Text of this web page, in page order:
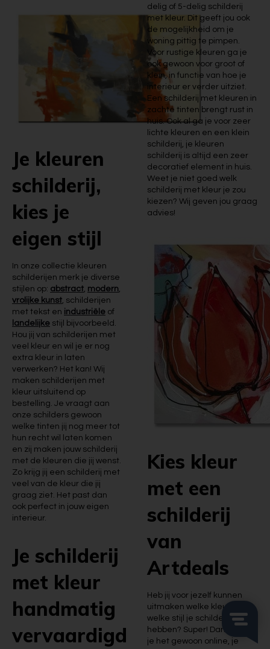
Je kleuren
schilderij,
kies je
eigen stijl
In onze collectie kleuren
schilderijen merk je diverse
stijlen op: abstract, modern,
vrolijke kunst, schilderijen
met tekst en industriële of
landelijke stijl bijvoorbeeld.
Hou jij van schilderijen met
veel kleur en wil je er nog
extra kleur in laten
verwerken? Het kan! Wij
maken schilderijen met
kleur uitsluitend op
bestelling. Je vraagt aan
onze schilders gewoon
welke tinten jij nog meer tot
hun recht wil laten komen
en zij maken jouw schilderij
met de kleuren die jij wenst.
Zo krijg jij een schilderij met
veel van de kleur die jij
graag ziet. Het past dan
ook perfect in jouw eigen
interieur.
Je schilderij
met kleur
handmatig
vervaardigd
delig of 5-delig schilderij
met kleur. Dit geeft jou ook
de mogelijkheid om je
woning pittig te pimpen.
Voor rustige kleuren ga je
ook gewoon voor groot of
klein, in functie van hoe je
interieur er verder uitziet.
Een schilderij met kleuren in
zachte tinten brengt rust in
huis. Ook al ga je voor zeer
lichte kleuren en een klein
schilderij, je kleuren
schilderij is altijd een zeer
decoratief element in huis.
Weet je niet goed welk
schilderij met kleur je zou
kiezen? Wij geven jou graag
advies!
Kies kleur
met een
schilderij
van
Artdeals
Heb jij voor jezelf kunnen
uitmaken welke kleuren en
welke stijl je schilderij moet
hebben? Super! Dan bestel
je het gewoon online, je